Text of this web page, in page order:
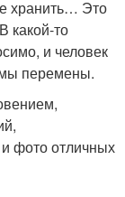
хранить… Это
какой-то
и человек
перемены.
фото отличных